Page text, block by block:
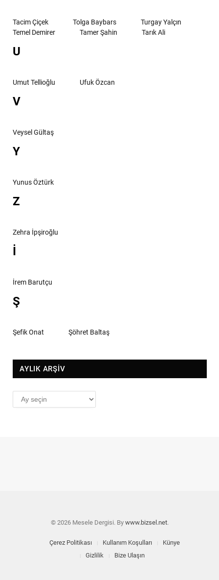
Tacim Çiçek Tolga Baybars
Turgay Yalçın
Temel Demirer
Tamer Şahin Tarık Ali
U
Umut Tellioğlu Ufuk Özcan
V
Veysel Gültaş
Y
Yunus Öztürk
Z
Zehra İpşiroğlu
İ
İrem Barutçu
Ş
Şefik Onat Şöhret Baltaş
AYLIK ARŞİV
AYLIK
ARŞİV
© 2026 Mesele Dergisi. By www.bizsel.net.
Çerez Politikası Kullanım Koşulları
Künye
Gizlilik
Bize Ulaşın